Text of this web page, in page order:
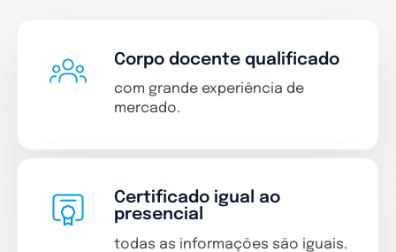
Corpo docente qualificado
com grande experiência de
mercado.
Certificado igual ao
presencial
todas as informações são iguais.